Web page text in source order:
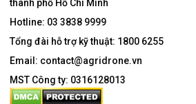
thành phố Hồ Chí Minh
Hotline: 03 3838 9999
Tổng đài hỗ trợ kỹ thuật: 1800 6255
Email: contact@agridrone.vn
MST Công ty: 0316128013